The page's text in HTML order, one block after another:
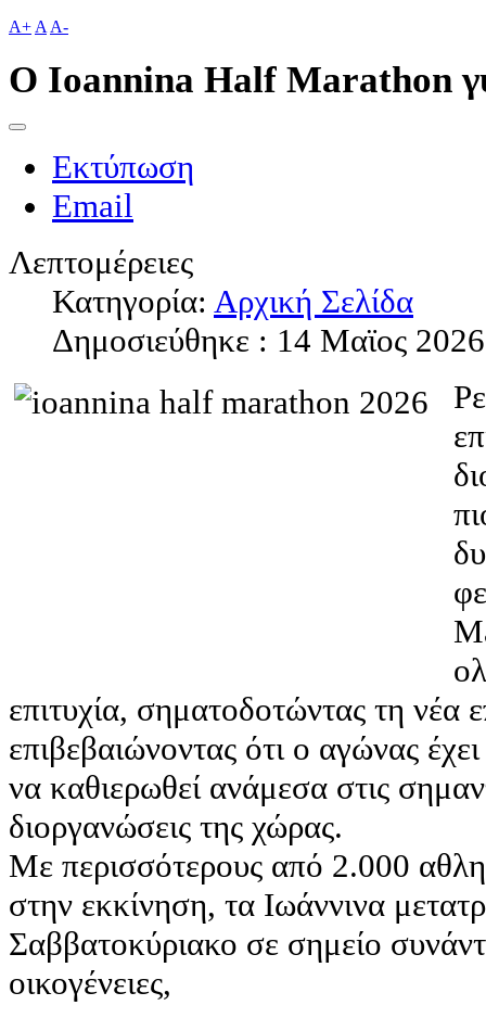
A+ A A-
Ο Ioannina Half Marathon
Εκτύπωση
Email
Λεπτομέρειες
Κατηγορία: Αρχική Σελίδα
Δημοσιεύθηκε : 14 Μαϊος 2026
επιτυχία, σηματοδοτώντας τη νέα
επιβεβαιώνοντας ότι ο αγώνας
να καθιερωθεί ανάμεσα στις
διοργανώσεις της χώρας.
Με περισσότερους από 2.000
στην εκκίνηση, τα Ιωάννινα
Σαββατοκύριακο σε σημείο
οικογένειες,